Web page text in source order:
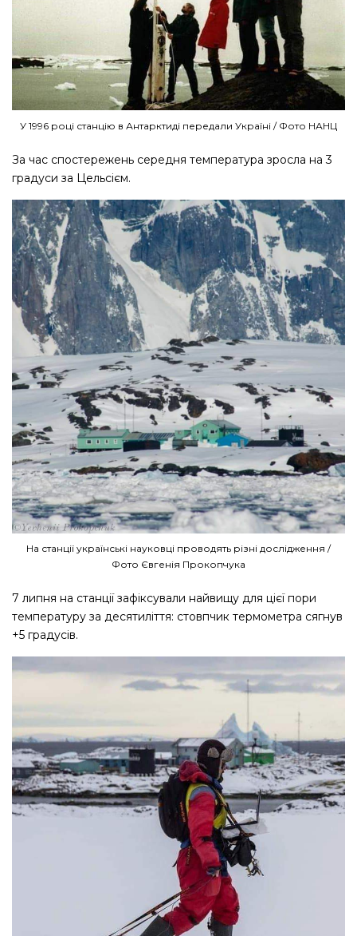
У 1996 році станцію в Антарктиді передали Україні / Фото НАНЦ
За час спостережень середня температура зросла на 3
градуси за Цельсієм.
На станції українські науковці проводять різні дослідження /
Фото Євгенія Прокопчука
7 липня на станції зафіксували найвищу для цієї пори
температуру за десятиліття: стовпчик термометра сягнув
+5 градусів.